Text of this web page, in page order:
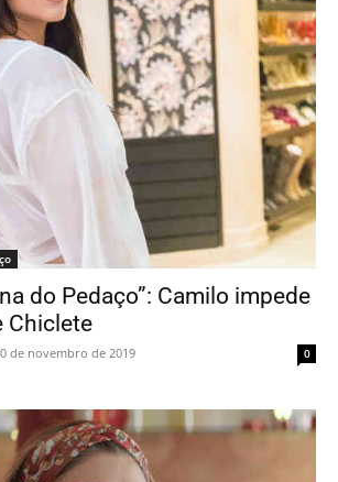
do Pedaço”: Camilo impede
Chiclete
de novembro de 2019 0